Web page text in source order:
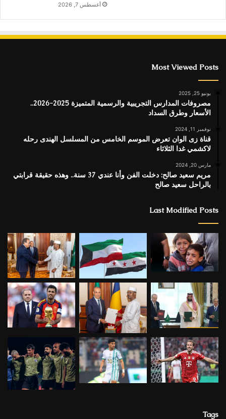
أغسطس 7, 2026
Most Viewed Posts
يونيو 25, 2025
مصروفات المدارس التجريبية والرسمية المتميزة 2025-2026..
الأسعار وطرق السداد
نوفمبر 11, 2024
قناة زى الوان تعرض الموسم الخامس من المسلسل الهندى رحله
لاكشمي غدا الثلاثاء
مارس 20, 2024
مريم سعيد صالح: دخلت الفن وأنا عندي 37 سنة.. وهذه حقيقة قرابتي
بالراحل سعيد صالح
Last Modified Posts
Tags